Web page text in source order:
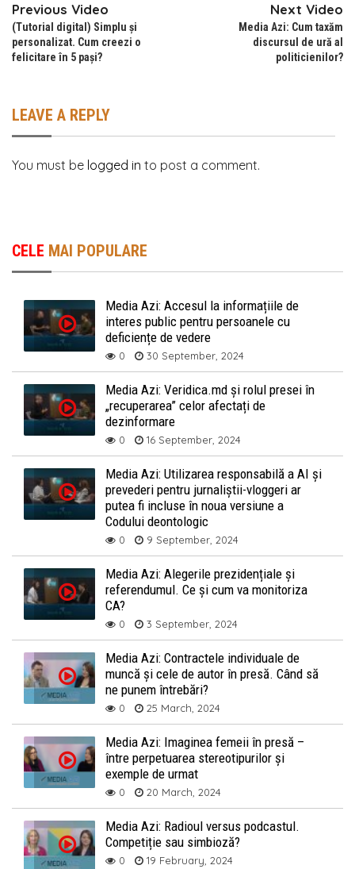
Previous Video
(Tutorial digital) Simplu și
personalizat. Cum creezi o
felicitare în 5 pași?
Next Video
Media Azi: Cum taxăm
discursul de ură al
politicienilor?
LEAVE A REPLY
You must be logged in to post a comment.
CELE MAI POPULARE
Media Azi: Accesul la informațiile de
interes public pentru persoanele cu
deficiențe de vedere
0 30 September, 2024
Media Azi: Veridica.md și rolul presei în
„recuperarea” celor afectați de
dezinformare
0 16 September, 2024
Media Azi: Utilizarea responsabilă a AI și
prevederi pentru jurnaliștii-vloggeri ar
putea fi incluse în noua versiune a
Codului deontologic
0 9 September, 2024
Media Azi: Alegerile prezidențiale și
referendumul. Ce și cum va monitoriza
CA?
0 3 September, 2024
Media Azi: Contractele individuale de
muncă și cele de autor în presă. Când să
ne punem întrebări?
0 25 March, 2024
Media Azi: Imaginea femeii în presă –
între perpetuarea stereotipurilor și
exemple de urmat
0 20 March, 2024
Media Azi: Radioul versus podcastul.
Competiție sau simbioză?
0 19 February, 2024